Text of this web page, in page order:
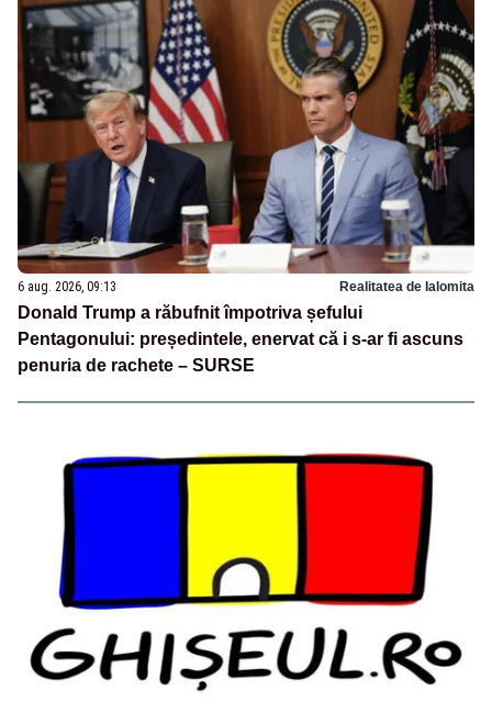
6 aug. 2026, 09:13 Realitatea de Ialomita
Donald Trump a răbufnit împotriva șefului
Pentagonului: președintele, enervat că i s-ar fi ascuns
penuria de rachete – SURSE